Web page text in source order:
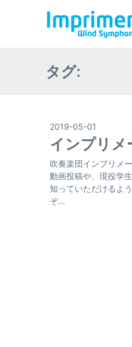
タグ:
2019-05-01
インプリメ
吹奏楽団インプリメ
動画投稿や、現役学
知っていただけるよ
ぞ...